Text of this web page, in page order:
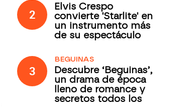
2
Elvis Crespo
convierte 'Starlite' en
un instrumento más
de su espectáculo
3
BEGUINAS
Descubre ‘Beguinas’,
un drama de época
lleno de romance y
secretos todos los